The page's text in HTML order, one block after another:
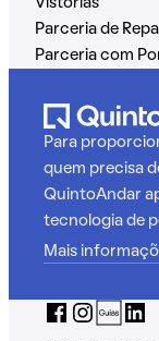
Vistorias
Parceria de
Parceria com
Para
quem precisa
QuintoAndar
tecnologia de
Mais